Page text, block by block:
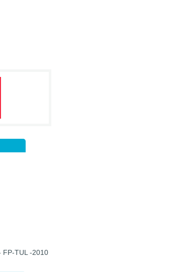
FP-TUL -2010